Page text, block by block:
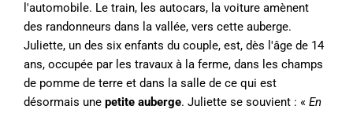
l'automobile. Le train, les autocars, la voiture amènent
des randonneurs dans la vallée, vers cette auberge.
Juliette, un des six enfants du couple, est, dès l'âge de 14
ans, occupée par les travaux à la ferme, dans les champs
de pomme de terre et dans la salle de ce qui est
désormais une petite auberge. Juliette se souvient : « En